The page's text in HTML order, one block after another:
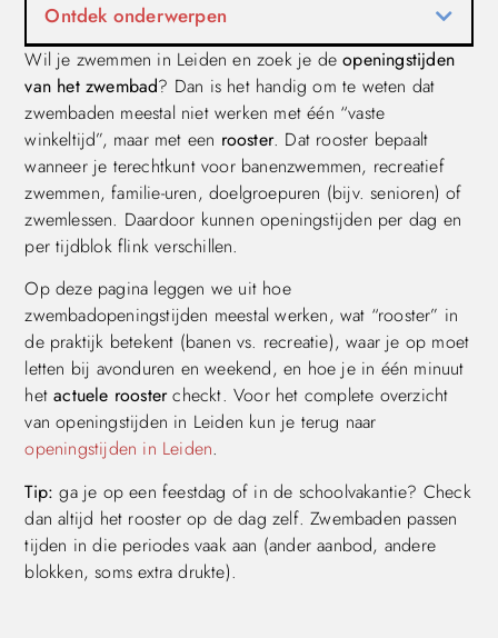
Wil je zwemmen in Leiden en zoek je deopeningstijden
van het zwembad? Dan is het handig om te weten dat
zwembaden meestal niet werken met één “vaste
winkeltijd”, maar met een rooster. Dat rooster bepaalt
wanneer je terechtkunt voor banenzwemmen, recreatief
zwemmen, familie-uren, doelgroepuren (bijv. senioren) of
zwemlessen. Daardoor kunnen openingstijden per dag en
per tijdblok flink verschillen.
Op deze pagina leggen we uit hoe
zwembadopeningstijden meestal werken, wat “rooster” in
de praktijk betekent (banen vs. recreatie), waar je op moet
letten bij avonduren en weekend, en hoe je in één minuut
hetactuele roostercheckt. Voor het complete overzicht
van openingstijden in Leiden kun je terug naar
openingstijden in Leiden.
Tip: ga je op een feestdag of in de schoolvakantie? Check
dan altijd het rooster op de dag zelf. Zwembaden passen
tijden in die periodes vaak aan (ander aanbod, andere
blokken, soms extra drukte).
Ontdek onderwerpen